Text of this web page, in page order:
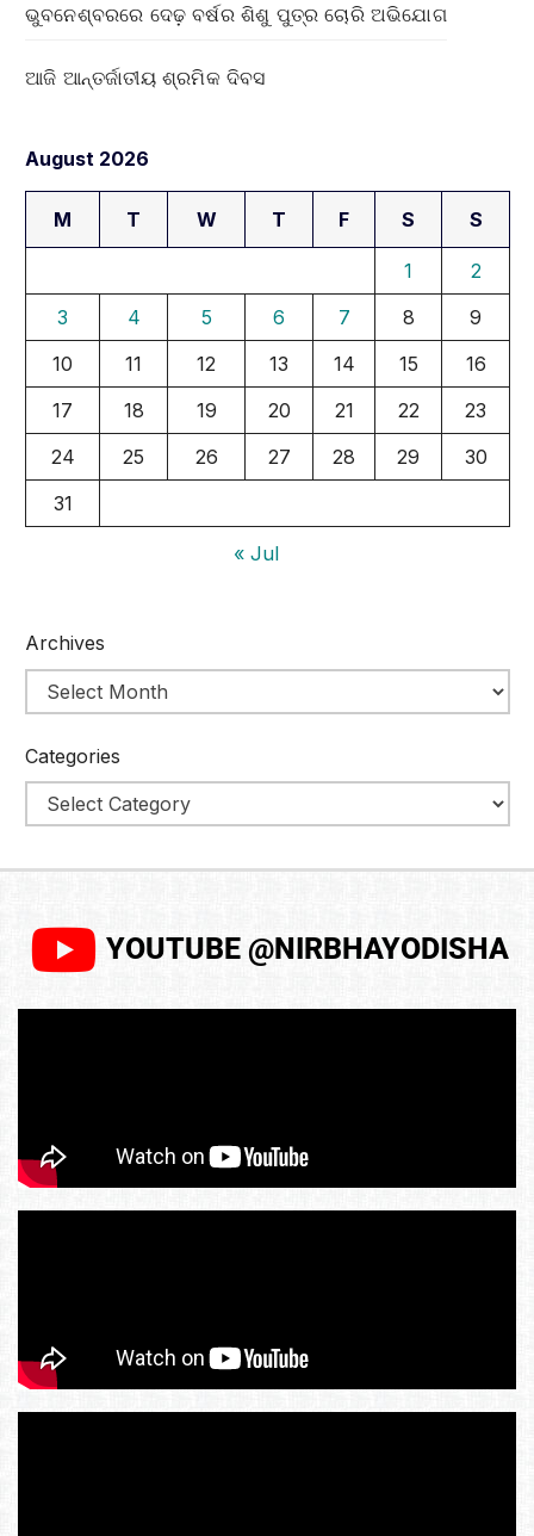
ଭୁବନେଶ୍ବରରେ ଦେଢ଼ ବର୍ଷର ଶିଶୁ ପୁତ୍ର ଚୋରି ଅଭିଯୋଗ
ଆଜି ଆନ୍ତର୍ଜାତୀୟ ଶ୍ରମିକ ଦିବସ
August 2026
M T W T F S S
1
2
3
4 5 6 7 8
9
10
11 12 13 14 15
16
17
18 19 20 21 22
23
24
25 26 27 28 29
30
31
« Jul
Archives
Categories
YOUTUBE @NIRBHAYODISHA